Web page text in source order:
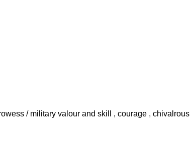
/ military valour and skill , courage ,